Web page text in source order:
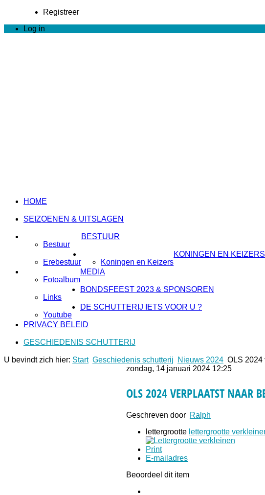
Registreer
Log in
HOME
SEIZOENEN & UITSLAGEN
BESTUUR
Bestuur
Erebestuur
KONINGEN EN KEIZERS
Koningen en Keizers
MEDIA
Fotoalbum
Links
Youtube
BONDSFEEST 2023 & SPONSOREN
DE SCHUTTERIJ IETS VOOR U ?
PRIVACY BELEID
GESCHIEDENIS SCHUTTERIJ
U bevindt zich hier: Start Geschiedenis schutterij Nieuws 2024 OLS 2024
zondag, 14 januari 2024 12:25
OLS 2024 VERPLAATST NAAR
Geschreven door Ralph
lettergrootte lettergrootte
Print
E-mailadres
Beoordeel dit item